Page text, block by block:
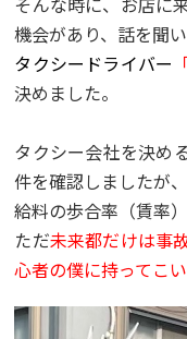
機会があり、話を聞
タクシードライバー
決めました。
タクシー会社を決め
件を確認しましたが、
給料の歩合率（賃率
ただ未来都だけは事
心者の僕に持ってこ